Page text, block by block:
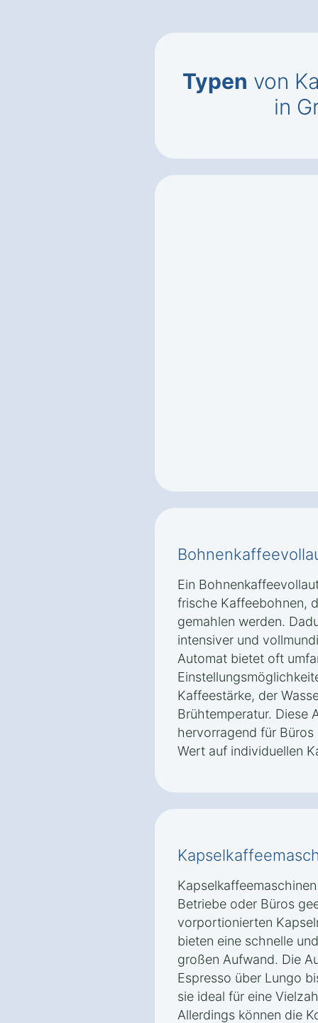
Typen von
in
Ein
frische Kaffeebohnen,
gemahlen werden.
intensiver und
Automat bietet oft
Kaffeestärke, der
Brühtemperatur. Diese
hervorragend für
Wert auf individuellen
Betriebe oder Büros
vorportionierten
bieten eine schnelle
großen Aufwand. Die
Espresso über Lungo
sie ideal für eine
Allerdings können die